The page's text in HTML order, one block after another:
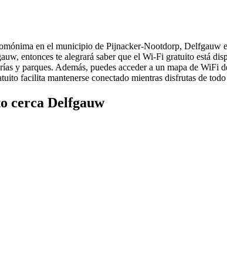
en el municipio de Pijnacker-Nootdorp, Delfgauw
entonces te alegrará saber que el Wi-Fi gratuito está
y parques. Además, puedes acceder a un mapa de WiFi
facilita mantenerse conectado mientras disfrutas de
cerca Delfgauw